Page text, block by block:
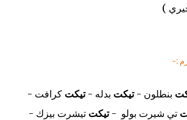
)
:-
بنطلون -تيكت بدله -تيكت كرافت -
تي شيرت بولو -تيكت تيشرت بيزك -